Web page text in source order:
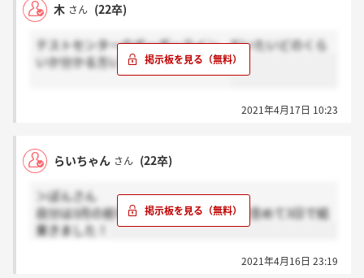
木 さん (22卒)
テストセンターのボーダーライン、だいたいどのくら
いか分かる方いらっしゃいますか？
2021年4月17日 10:23
らいちゃん さん (22卒)
＞ぽんさん
自分は3月の前半に受けましたが、土日含めて3日で結
果きました！
2021年4月16日 23:19